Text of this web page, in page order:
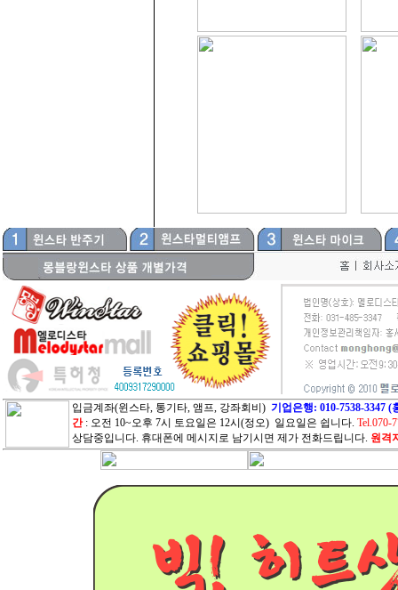
입금계좌(윈스타, 통기타, 앰프, 강좌회비) 기업은행: 010-7538-3347
간 : 오전 10~오후 7시 토요일은 12시(정오) 일요일은 쉽니다. Tel.070-
상담중입니다. 휴대폰에 메시지로 남기시면 제가 전화드립니다. 원격